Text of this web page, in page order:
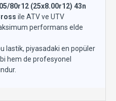
80r12 (25x8.00r12) 43n
ile ATV ve UTV
performans elde
lastik, piyasadaki en popüler
hem de profesyonel